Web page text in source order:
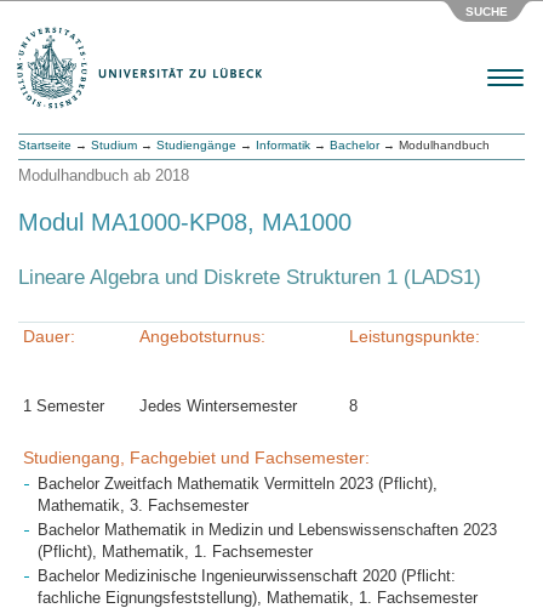
SUCHE
Menu
Startseite → Studium → Studiengänge → Informatik → Bachelor→ Modulhandbuch
Modulhandbuch ab 2018
Modul MA1000-KP08, MA1000
Lineare Algebra und Diskrete Strukturen 1 (LADS1)
Dauer:
1 Semester
Angebotsturnus:
Jedes Wintersemester
Leistungspunkte:
8
Studiengang, Fachgebiet und Fachsemester:
Bachelor Zweitfach Mathematik Vermitteln 2023 (Pflicht),
Mathematik, 3. Fachsemester
Bachelor Mathematik in Medizin und Lebenswissenschaften 2023
(Pflicht), Mathematik, 1. Fachsemester
Bachelor Medizinische Ingenieurwissenschaft 2020 (Pflicht:
fachliche Eignungsfeststellung), Mathematik, 1. Fachsemester